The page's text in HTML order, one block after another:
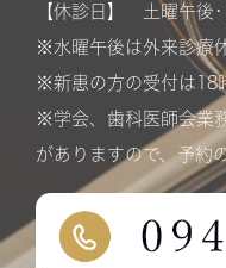
【休診日】 土曜午後
※水曜午後は外来診療
※新患の方の受付は18
※学会、歯科医師会業
がありますので、予約